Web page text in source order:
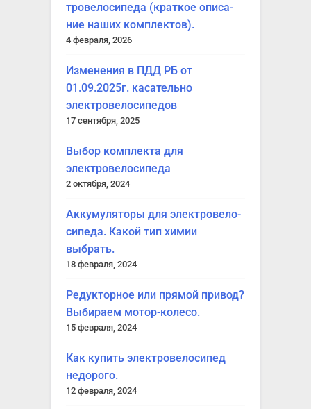
тро­ве­ло­си­пе­да (крат­кое опи­са­
ние наших комплектов).
4 февраля, 2026
Изме­не­ния в ПДД РБ от
01.09.2025г. каса­тель­но
электровелосипедов
17 сентября, 2025
Выбор ком­плек­та для
электровелосипеда
2 октября, 2024
Акку­му­ля­то­ры для элек­тро­ве­ло­
си­пе­да. Какой тип химии
выбрать.
18 февраля, 2024
Редук­тор­ное или пря­мой при­вод?
Выби­ра­ем мотор-колесо.
15 февраля, 2024
Как купить элек­тро­ве­ло­си­пед
недорого.
12 февраля, 2024